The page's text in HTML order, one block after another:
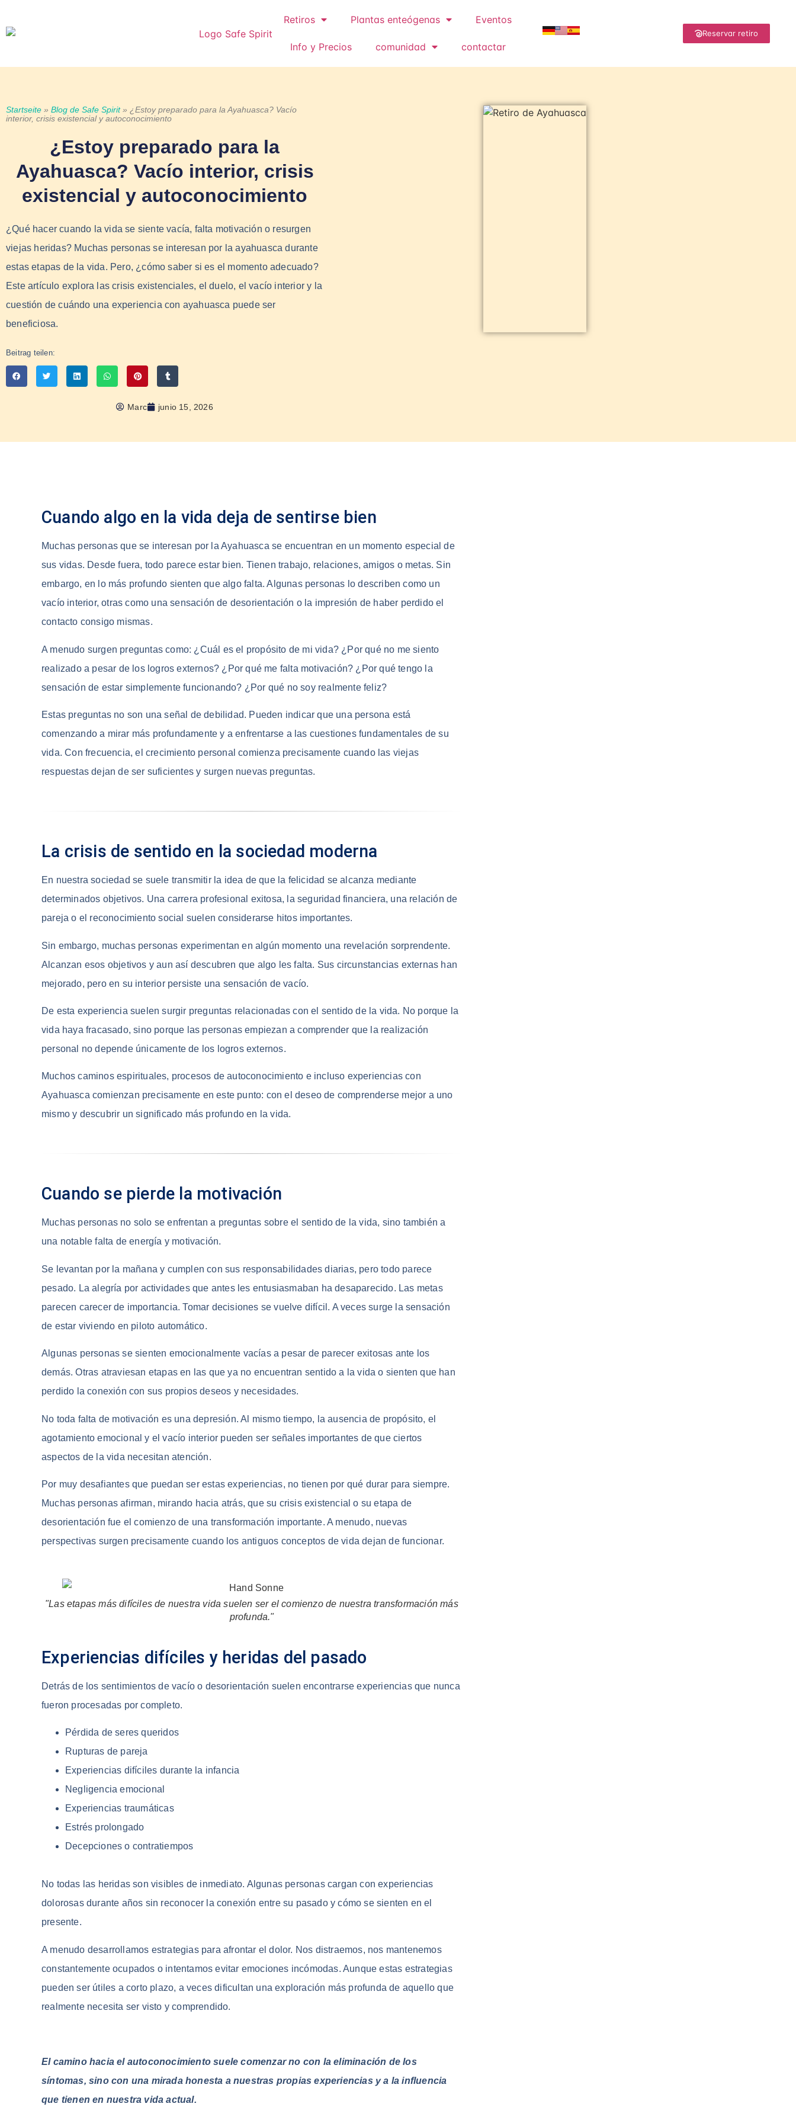
Retiros Plantas enteógenas Eventos
Info y Precios comunidad contactar
Reservar retiro
Startseite » Blog de Safe Spirit» ¿Estoy preparado para la Ayahuasca? Vacío
interior, crisis existencial y autoconocimiento
¿Estoy preparado para la
Ayahuasca? Vacío interior, crisis
existencial y autoconocimiento
¿Qué hacer cuando la vida se siente vacía, falta motivación o resurgen
viejas heridas? Muchas personas se interesan por la ayahuasca durante
estas etapas de la vida. Pero, ¿cómo saber si es el momento adecuado?
Este artículo explora las crisis existenciales, el duelo, el vacío interior y la
cuestión de cuándo una experiencia con ayahuasca puede ser
beneficiosa.
Beitrag teilen:
Marc junio 15, 2026
Cuando algo en la vida deja de sentirse bien
Muchas personas que se interesan por la Ayahuasca se encuentran en un momento especial de
sus vidas. Desde fuera, todo parece estar bien. Tienen trabajo, relaciones, amigos o metas. Sin
embargo, en lo más profundo sienten que algo falta. Algunas personas lo describen como un
vacío interior, otras como una sensación de desorientación o la impresión de haber perdido el
contacto consigo mismas.
A menudo surgen preguntas como: ¿Cuál es el propósito de mi vida? ¿Por qué no me siento
realizado a pesar de los logros externos? ¿Por qué me falta motivación? ¿Por qué tengo la
sensación de estar simplemente funcionando? ¿Por qué no soy realmente feliz?
Estas preguntas no son una señal de debilidad. Pueden indicar que una persona está
comenzando a mirar más profundamente y a enfrentarse a las cuestiones fundamentales de su
vida. Con frecuencia, el crecimiento personal comienza precisamente cuando las viejas
respuestas dejan de ser suficientes y surgen nuevas preguntas.
La crisis de sentido en la sociedad moderna
En nuestra sociedad se suele transmitir la idea de que la felicidad se alcanza mediante
determinados objetivos. Una carrera profesional exitosa, la seguridad financiera, una relación de
pareja o el reconocimiento social suelen considerarse hitos importantes.
Sin embargo, muchas personas experimentan en algún momento una revelación sorprendente.
Alcanzan esos objetivos y aun así descubren que algo les falta. Sus circunstancias externas han
mejorado, pero en su interior persiste una sensación de vacío.
De esta experiencia suelen surgir preguntas relacionadas con el sentido de la vida. No porque la
vida haya fracasado, sino porque las personas empiezan a comprender que la realización
personal no depende únicamente de los logros externos.
Muchos caminos espirituales, procesos de autoconocimiento e incluso experiencias con
Ayahuasca comienzan precisamente en este punto: con el deseo de comprenderse mejor a uno
mismo y descubrir un significado más profundo en la vida.
Cuando se pierde la motivación
Muchas personas no solo se enfrentan a preguntas sobre el sentido de la vida, sino también a
una notable falta de energía y motivación.
Se levantan por la mañana y cumplen con sus responsabilidades diarias, pero todo parece
pesado. La alegría por actividades que antes les entusiasmaban ha desaparecido. Las metas
parecen carecer de importancia. Tomar decisiones se vuelve difícil. A veces surge la sensación
de estar viviendo en piloto automático.
Algunas personas se sienten emocionalmente vacías a pesar de parecer exitosas ante los
demás. Otras atraviesan etapas en las que ya no encuentran sentido a la vida o sienten que han
perdido la conexión con sus propios deseos y necesidades.
No toda falta de motivación es una depresión. Al mismo tiempo, la ausencia de propósito, el
agotamiento emocional y el vacío interior pueden ser señales importantes de que ciertos
aspectos de la vida necesitan atención.
Por muy desafiantes que puedan ser estas experiencias, no tienen por qué durar para siempre.
Muchas personas afirman, mirando hacia atrás, que su crisis existencial o su etapa de
desorientación fue el comienzo de una transformación importante. A menudo, nuevas
perspectivas surgen precisamente cuando los antiguos conceptos de vida dejan de funcionar.
"Las etapas más difíciles de nuestra vida suelen ser el comienzo de nuestra transformación más
profunda."
Experiencias difíciles y heridas del pasado
Detrás de los sentimientos de vacío o desorientación suelen encontrarse experiencias que nunca
fueron procesadas por completo.
Pérdida de seres queridos
Rupturas de pareja
Experiencias difíciles durante la infancia
Negligencia emocional
Experiencias traumáticas
Estrés prolongado
Decepciones o contratiempos
No todas las heridas son visibles de inmediato. Algunas personas cargan con experiencias
dolorosas durante años sin reconocer la conexión entre su pasado y cómo se sienten en el
presente.
A menudo desarrollamos estrategias para afrontar el dolor. Nos distraemos, nos mantenemos
constantemente ocupados o intentamos evitar emociones incómodas. Aunque estas estrategias
pueden ser útiles a corto plazo, a veces dificultan una exploración más profunda de aquello que
realmente necesita ser visto y comprendido.
El camino hacia el autoconocimiento suele comenzar no con la eliminación de los
síntomas, sino con una mirada honesta a nuestras propias experiencias y a la influencia
que tienen en nuestra vida actual.